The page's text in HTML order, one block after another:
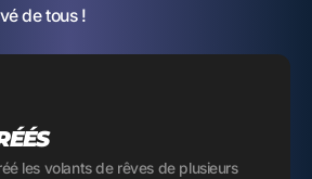
de tous !
les volants de rêves de plusieurs